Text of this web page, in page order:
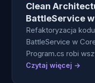
Clean
BattleService
Refaktoryzacja
BattleService w
Program.cs robi
Czytaj więcej →